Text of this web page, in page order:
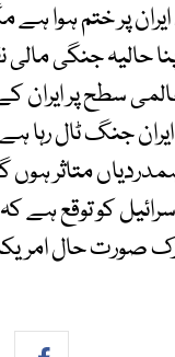
پر ختم ہوا ہے
جنگی مالی
سطح پر ایران
ایران جنگ ٹال
متاثر
کو توقع ہے
صورت حال